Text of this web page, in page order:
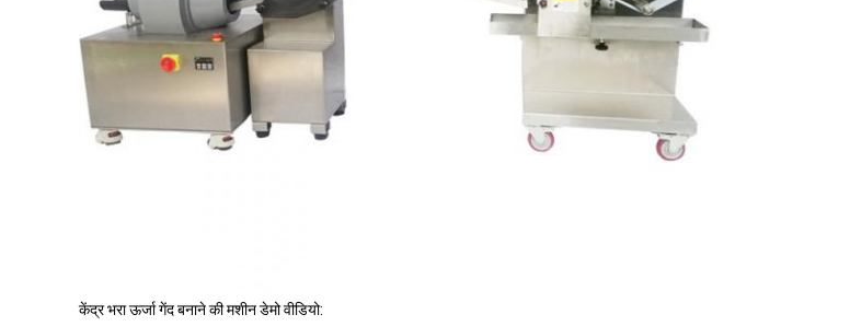
केंद्र भरा ऊर्जा गेंद बनाने की मशीन डेमो वीडियो: